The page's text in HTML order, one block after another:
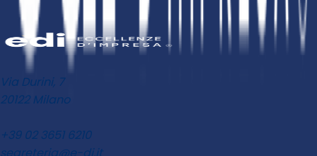
Via Durini, 7
20122 Milano
+39 02 3651 6210
segreteria@e-di.it